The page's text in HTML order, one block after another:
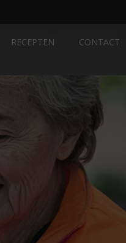
RECEPTEN CONTACT